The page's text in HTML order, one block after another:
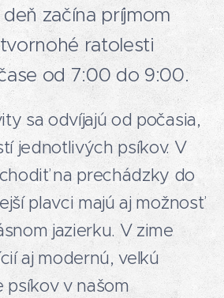
začína príjmom
ratolesti
od 7:00 do 9:00.
sa odvíjajú od počasia,
jednotlivých psíkov. V
na prechádzky do
plavci majú aj možnosť
jazierku. V zime
aj modernú, veľkú
v našom